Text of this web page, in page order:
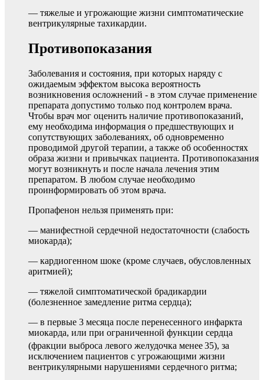
— тяжелые и угрожающие жизни симптоматические
вентрикулярные тахикардии.
Противопоказания
Заболевания и состояния, при которых наряду с
ожидаемым эффектом высока вероятность
возникновения осложнений - в этом случае применение
препарата допустимо только под контролем врача.
Чтобы врач мог оценить наличие противопоказаний,
ему необходима информация о предшествующих и
сопутствующих заболеваниях, об одновременно
проводимой другой терапии, а также об особенностях
образа жизни и привычках пациента. Противопоказания
могут возникнуть и после начала лечения этим
препаратом. В любом случае необходимо
проинформировать об этом врача.
Пропафенон нельзя применять при:
— манифестной сердечной недостаточности (слабость
миокарда);
— кардиогенном шоке (кроме случаев, обусловленных
аритмией);
— тяжелой симптоматической брадикардии
(болезненное замедление ритма сердца);
— в первые 3 месяца после перенесенного инфаркта
миокарда, или при ограниченной функции сердца
(фракции выброса левого желудочка менее35), за
исключением пациентов с угрожающими жизни
вентрикулярными нарушениями сердечного ритма;